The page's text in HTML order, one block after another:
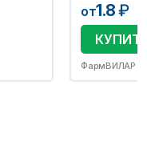
от1.8₽
ФармВИЛАР